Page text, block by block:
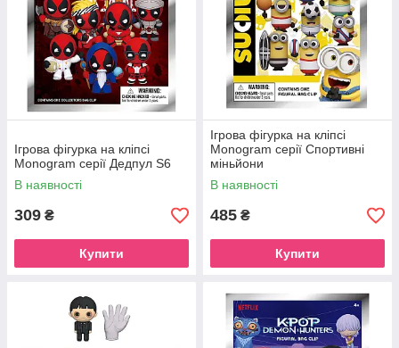
Ігрова фігурка на кліпсі
Monogram серії Дедпул S6
В наявності
309 ₴
Купити
Ігрова фігурка на кліпсі
Monogram серії Спортивні
міньйони
В наявності
485 ₴
Купити